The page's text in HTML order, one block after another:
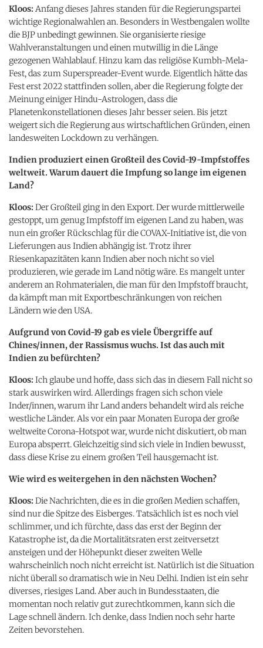
Kloos: Anfang dieses Jahres standen für die Regierungspartei
wichtige Regionalwahlen an. Besonders in Westbengalen wollte
die BJP unbedingt gewinnen. Sie organisierte riesige
Wahlveranstaltungen und einen mutwillig in die Länge
gezogenen Wahlablauf. Hinzu kam das religiöse Kumbh-Mela-
Fest, das zum Superspreader-Event wurde. Eigentlich hätte das
Fest erst 2022 stattfinden sollen, aber die Regierung folgte der
Meinung einiger Hindu-Astrologen, dass die
Planetenkonstellationen dieses Jahr besser seien. Bis jetzt
weigert sich die Regierung aus wirtschaftlichen Gründen, einen
landesweiten Lockdown zu verhängen.
Indien produziert einen Großteil des Covid-19-Impfstoffes
weltweit. Warum dauert die Impfung so lange im eigenen
Land?
Kloos:Der Großteil ging in den Export. Der wurde mittlerweile
gestoppt, um genug Impfstoff im eigenen Land zu haben, was
nun ein großer Rückschlag für die COVAX-Initiative ist, die von
Lieferungen aus Indien abhängig ist. Trotz ihrer
Riesenkapazitäten kann Indien aber noch nicht so viel
produzieren, wie gerade im Land nötig wäre. Es mangelt unter
anderem an Rohmaterialen, die man für den Impfstoff braucht,
da kämpft man mit Exportbeschränkungen von reichen
Ländern wie den USA.
Aufgrund von Covid-19 gab es viele Übergriffe auf
Chines/innen, der Rassismus wuchs. Ist das auch mit
Indien zu befürchten?
Kloos:Ich glaube und hoffe, dass sich das in diesem Fall nicht so
stark auswirken wird. Allerdings fragen sich schon viele
Inder/innen, warum ihr Land anders behandelt wird als reiche
westliche Länder. Als vor ein paar Monaten Europa der große
weltweite Corona-Hotspot war, wurde nicht diskutiert, ob man
Europa absperrt. Gleichzeitig sind sich viele in Indien bewusst,
dass diese Krise zu einem großen Teil hausgemacht ist.
Wie wird es weitergehen in den nächsten Wochen?
Kloos:Die Nachrichten, die es in die großen Medien schaffen,
sind nur die Spitze des Eisberges. Tatsächlich ist es noch viel
schlimmer, und ich fürchte, dass das erst der Beginn der
Katastrophe ist, da die Mortalitätsraten erst zeitversetzt
ansteigen und der Höhepunkt dieser zweiten Welle
wahrscheinlich noch nicht erreicht ist. Natürlich ist die Situation
nicht überall so dramatisch wie in Neu Delhi. Indien ist ein sehr
diverses, riesiges Land. Aber auch in Bundesstaaten, die
momentan noch relativ gut zurechtkommen, kann sich die
Lage schnell ändern. Ich denke, dass Indien noch sehr harte
Zeiten bevorstehen.